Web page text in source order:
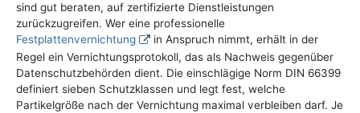
sind gut beraten, auf zertifizierte Dienstleistungen
zurückzugreifen. Wer eine professionelle
Festplattenvernichtung
in Anspruch nimmt, erhält in der
Regel ein Vernichtungsprotokoll, das als Nachweis gegenüber
Datenschutzbehörden dient. Die einschlägige Norm DIN 66399
definiert sieben Schutzklassen und legt fest, welche
Partikelgröße nach der Vernichtung maximal verbleiben darf. Je